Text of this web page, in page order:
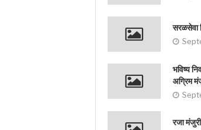
सरळसेवा
भविष्य
अग्रिम
रजा